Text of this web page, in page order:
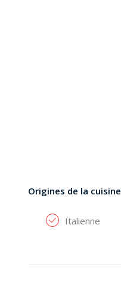
Origines de la cuisine
Italienne